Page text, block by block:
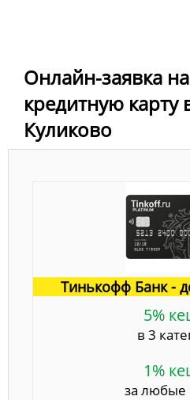
Онлайн-заявка
кредитную карту
Куликово
Тинькофф Банк -
5%
в 3
1%
за любые